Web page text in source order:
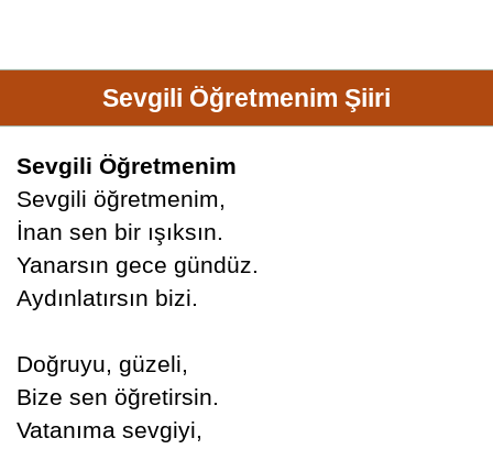
Sevgili Öğretmenim Şiiri
Sevgili Öğretmenim
Sevgili öğretmenim,
İnan sen bir ışıksın.
Yanarsın gece gündüz.
Aydınlatırsın bizi.
Doğruyu, güzeli,
Bize sen öğretirsin.
Vatanıma sevgiyi,